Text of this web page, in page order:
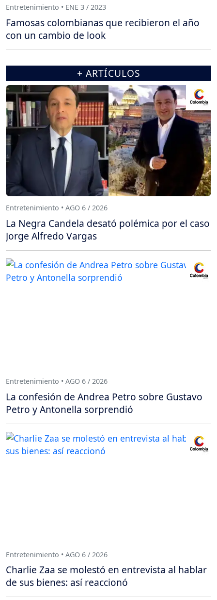
Entretenimiento • ENE 3 / 2023
Famosas colombianas que recibieron el año
con un cambio de look
+ ARTÍCULOS
Entretenimiento • AGO 6 / 2026
La Negra Candela desató polémica por el caso
Jorge Alfredo Vargas
Entretenimiento • AGO 6 / 2026
La confesión de Andrea Petro sobre Gustavo
Petro y Antonella sorprendió
Entretenimiento • AGO 6 / 2026
Charlie Zaa se molestó en entrevista al hablar
de sus bienes: así reaccionó